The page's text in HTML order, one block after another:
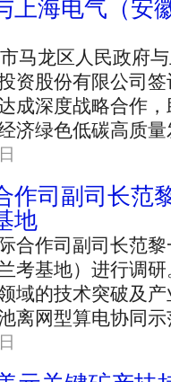
上海电气（安
马龙区人民政府
资股份有限公司
成深度战略合作
济绿色低碳高质
作司副司长范
地
合作司副司长范
考基地）进行调
域的技术突破及
离网型算电协同